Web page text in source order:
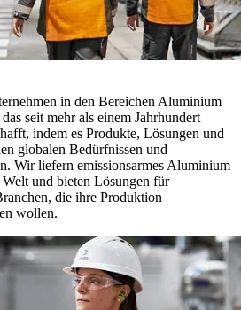
in den Bereichen Aluminium
seit mehr als einem Jahrhundert
indem es Produkte, Lösungen und
globalen Bedürfnissen und
Wir liefern emissionsarmes Aluminium
und bieten Lösungen für
die ihre Produktion
wollen.